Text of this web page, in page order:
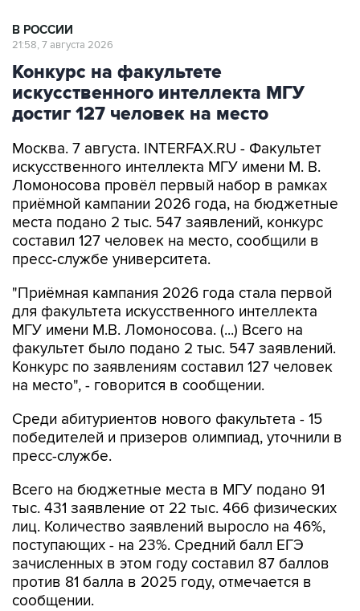
В РОССИИ
21:58, 7 августа 2026
Конкурс на факультете
искусственного интеллекта МГУ
достиг 127 человек на место
Москва. 7 августа. INTERFAX.RU - Факультет
искусственного интеллекта МГУ имени М. В.
Ломоносова провёл первый набор в рамках
приёмной кампании 2026 года, на бюджетные
места подано 2 тыс. 547 заявлений, конкурс
составил 127 человек на место, сообщили в
пресс-службе университета.
"Приёмная кампания 2026 года стала первой
для факультета искусственного интеллекта
МГУ имени М.В. Ломоносова. (...) Всего на
факультет было подано 2 тыс. 547 заявлений.
Конкурс по заявлениям составил 127 человек
на место", - говорится в сообщении.
Среди абитуриентов нового факультета - 15
победителей и призеров олимпиад, уточнили в
пресс-службе.
Всего на бюджетные места в МГУ подано 91
тыс. 431 заявление от 22 тыс. 466 физических
лиц. Количество заявлений выросло на 46%,
поступающих - на 23%. Средний балл ЕГЭ
зачисленных в этом году составил 87 баллов
против 81 балла в 2025 году, отмечается в
сообщении.